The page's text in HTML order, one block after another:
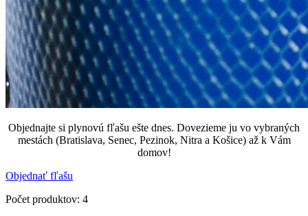
Objednajte si plynovú fľašu ešte dnes. Dovezieme ju vo vybraných
mestách (Bratislava, Senec, Pezinok, Nitra a Košice) až kVám
domov!
Objednať fľašu
Počet produktov: 4